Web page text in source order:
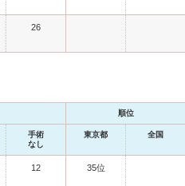
26
順位
手術
なし
東京都 全国
12 35位